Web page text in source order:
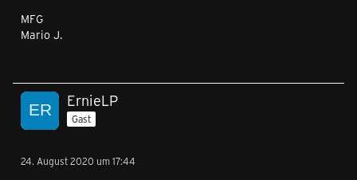
MFG
Mario J.
ErnieLP
Gast
24. August 2020 um 17:44